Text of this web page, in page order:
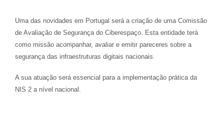
Uma das novidades em Portugal será a criação de uma Comissão
de Avaliação de Segurança do Ciberespaço. Esta entidade terá
como missão acompanhar, avaliar e emitir pareceres sobre a
segurança das infraestruturas digitais nacionais.
A sua atuação será essencial para a implementação prática da
NIS 2 a nível nacional.